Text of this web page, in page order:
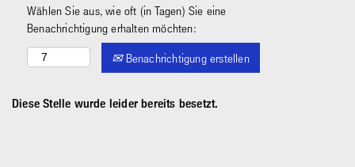
Wählen Sie aus, wie oft (in Tagen) Sie eine
Benachrichtigung erhalten möchten:
Benachrichtigung erstellen
Diese Stelle wurde leider bereits besetzt.